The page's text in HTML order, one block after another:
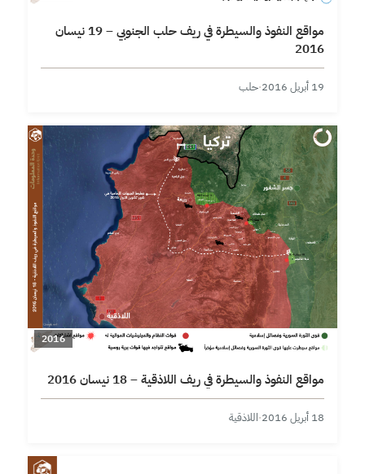
مواقع النفوذ والسيطرة في ريف حلب الجنوبي – 19 نيسان
2016
19 أبريل 2016 ·حلب
2016
مواقع النفوذ والسيطرة في ريف اللاذقية – 18 نيسان 2016
18 أبريل 2016 ·اللاذقية